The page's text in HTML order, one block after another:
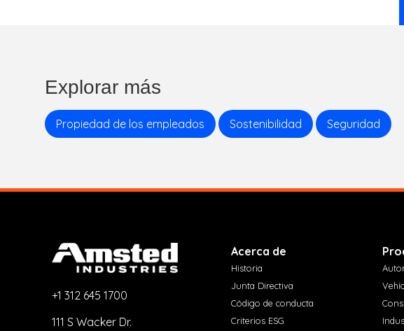
Explorar más
Propiedad de los empleados Sostenibilidad Seguridad
+1 312 645 1700
111 S Wacker Dr.
Acerca de
Historia
Junta Directiva
Código de conducta
Criterios ESG